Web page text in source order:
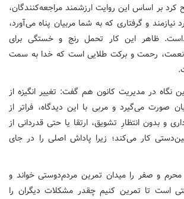
بر اساس این روایت ارزشمند مراجعه‌کنندگان،
نیازمند و گرفتاری که به شما مربیان پناه می‌آورد،
ظاهر این کار تحمل رنج و خستگی برای
رحمت و برکت طلایی است که خدا به سمت
نگاه در مدیریت کانون هم گفت: تغییر انگیزه از
صورت می‌گیرد و مربی با این دیدگاه، فراتر از
و بدون انتظارِ تشویق، ارتقا یا حتی قدردانی از
کار می‌کند؛ زیرا پاداش اصلی را در جای
و صفر را میدان تمرین مردم‌دوستی خواند و
است تا تمرین کنیم چقدر مشکلات دیگران را